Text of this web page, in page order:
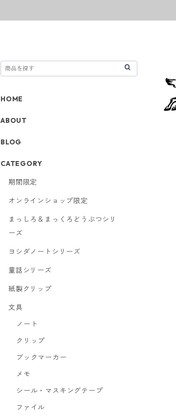
HOME
ABOUT
BLOG
CATEGORY
期間限定
オンラインショップ限定
まっしろ＆まっくろどうぶつシリ
ーズ
ヨシダノートシリーズ
童話シリーズ
紙製クリップ
文具
ノート
クリップ
ブックマーカー
メモ
シール・マスキングテープ
ファイル